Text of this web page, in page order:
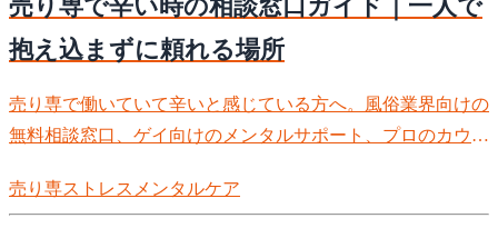
売り専で辛い時の相談窓口ガイド｜一人で
抱え込まずに頼れる場所
売り専で働いていて辛いと感じている方へ。風俗業界向けの
無料相談窓口、ゲイ向けのメンタルサポート、プロのカウン
ずは相談から。
売り専ストレス メンタルケア